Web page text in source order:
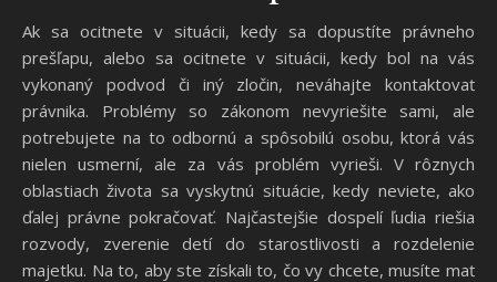
Ak sa ocitnete v situácii, kedy sa dopustíte právneho
prešľapu, alebo sa ocitnete v situácii, kedy bol na vás
vykonaný podvod či iný zločin, neváhajte kontaktovať
právnika. Problémy so zákonom nevyriešite sami, ale
potrebujete na to odbornú a spôsobilú osobu, ktorá vás
nielen usmerní, ale za vás problém vyrieši. V rôznych
oblastiach života sa vyskytnú situácie, kedy neviete, ako
ďalej právne pokračovať. Najčastejšie dospelí ľudia riešia
rozvody, zverenie detí do starostlivosti a rozdelenie
majetku. Na to, aby ste získali to, čo vy chcete, musíte mať